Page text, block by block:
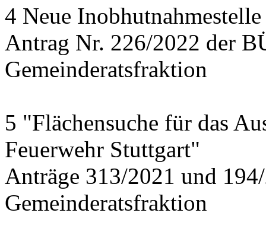
4 Neue
Antrag Nr. 226/2022 der
Gemeinderatsfraktion
5 "Flächensuche für das
Feuerwehr Stuttgart"
Anträge 313/2021 und
Gemeinderatsfraktion